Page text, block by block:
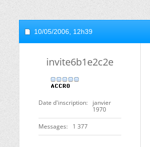
10/05/2006, 12h39
invite6b1e2c2e
Date d'inscription
janvier
1970
Messages 1 377